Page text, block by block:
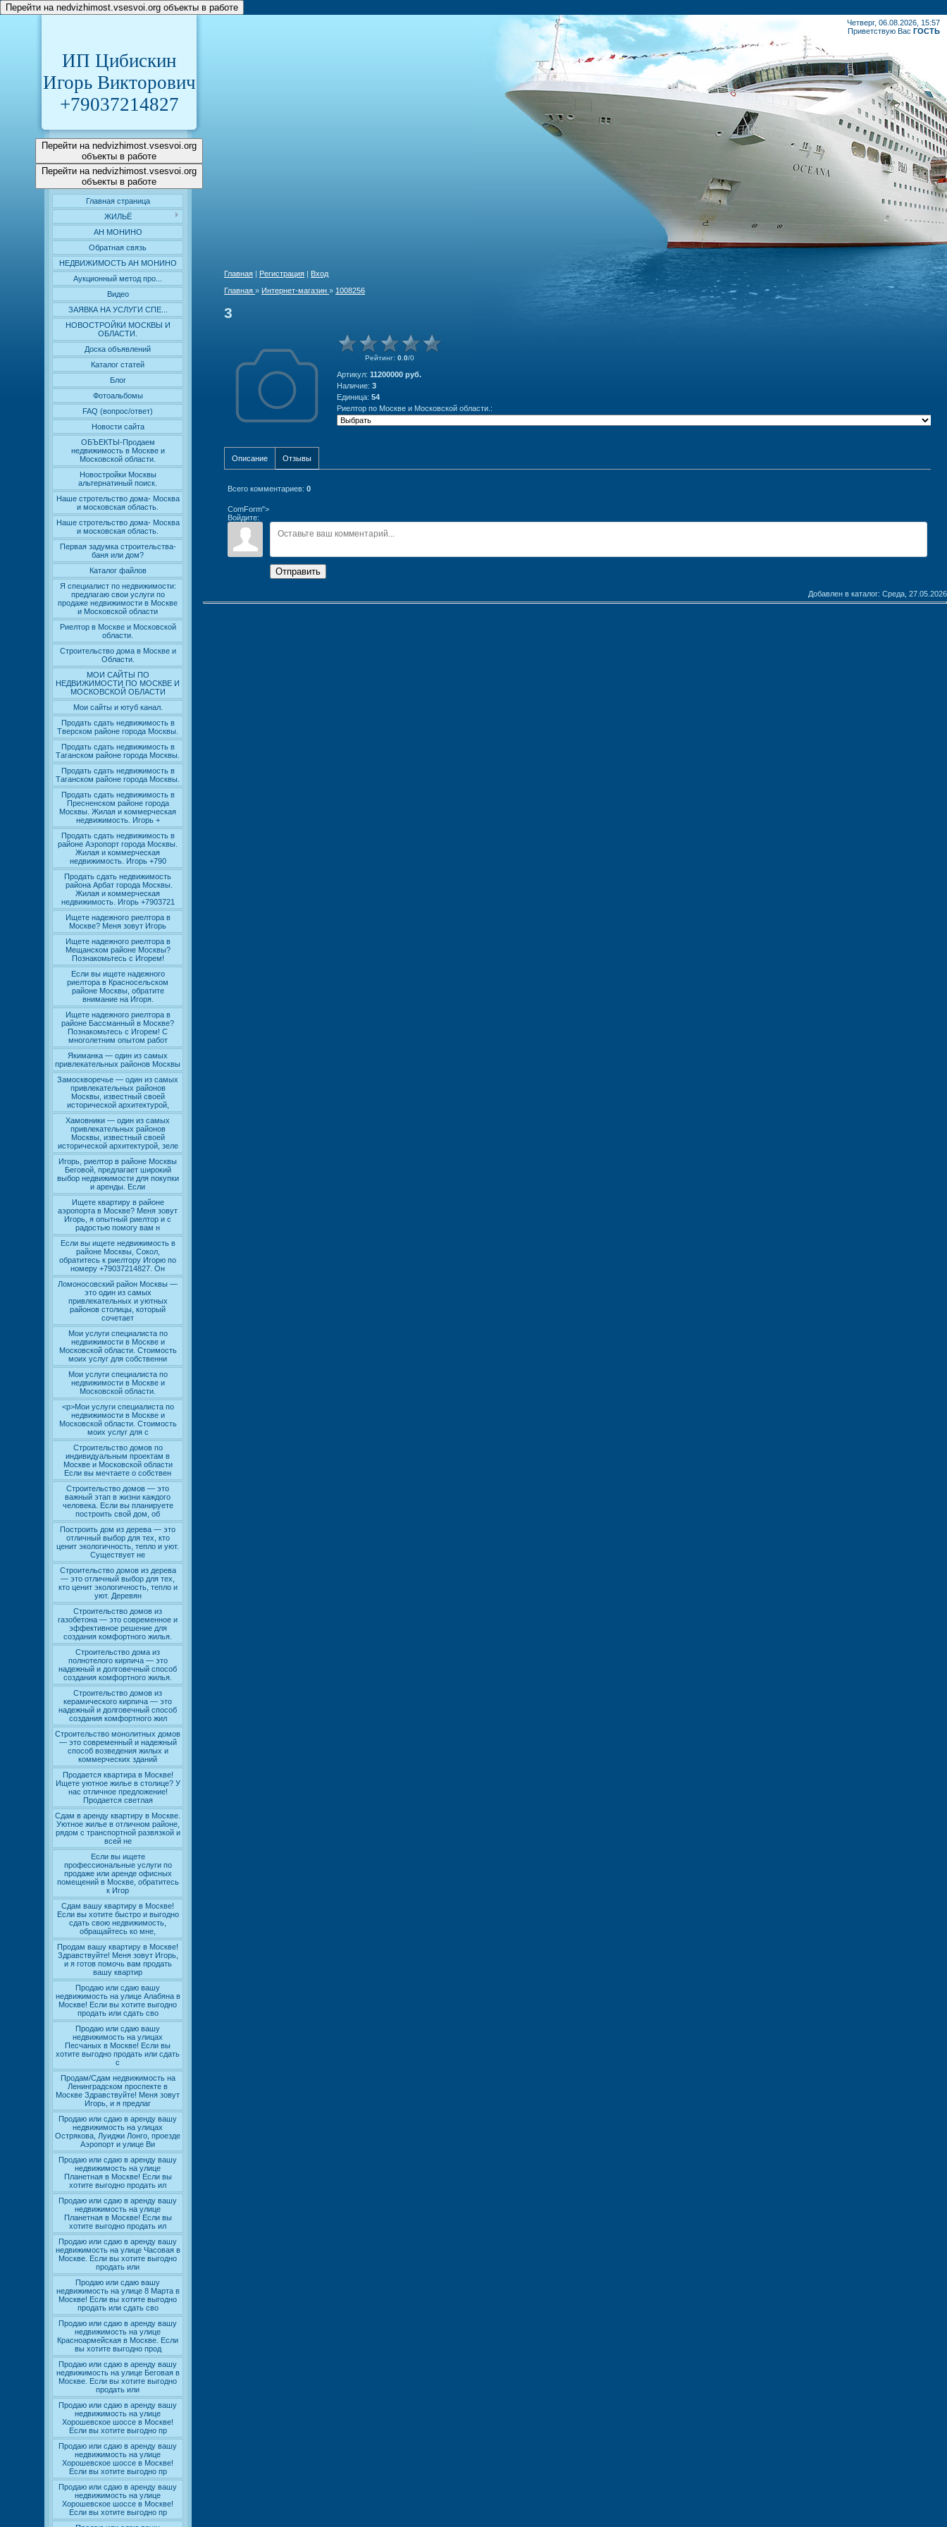
Перейти на nedvizhimost.vsesvoi.org объекты в работе
ИП Цибискин
Игорь Викторович
+79037214827
Перейти на nedvizhimost.vsesvoi.org
объекты в работе
Перейти на nedvizhimost.vsesvoi.org
объекты в работе
Главная страница
ЖИЛЬЁ
АН МОНИНО
Обратная связь
НЕДВИЖИМОСТЬ АН МОНИНО
Аукционный метод про...
Видео
ЗАЯВКА НА УСЛУГИ СПЕ...
НОВОСТРОЙКИ МОСКВЫ И
ОБЛАСТИ.
Доска объявлений
Каталог статей
Блог
Фотоальбомы
FAQ (вопрос/ответ)
Новости сайта
ОБЪЕКТЫ-Продаем
недвижимость в Москве и
Московской области.
Новостройки Москвы
альтернатиный поиск.
Наше стротельство дома- Москва
и московская область.
Наше стротельство дома- Москва
и московская область.
Первая задумка строительства-
баня или дом?
Каталог файлов
Я специалист по недвижимости:
предлагаю свои услуги по
продаже недвижимости в Москве
и Московской области
Риелтор в Москве и Московской
области.
Строительство дома в Москве и
Области.
МОИ САЙТЫ ПО
НЕДВИЖИМОСТИ ПО МОСКВЕ И
МОСКОВСКОЙ ОБЛАСТИ
Мои сайты и ютуб канал.
Продать сдать недвижимость в
Тверском районе города Москвы.
Продать сдать недвижимость в
Таганском районе города Москвы.
Продать сдать недвижимость в
Таганском районе города Москвы.
Продать сдать недвижимость в
Пресненском районе города
Москвы. Жилая и коммерческая
недвижимость. Игорь +
Продать сдать недвижимость в
районе Аэропорт города Москвы.
Жилая и коммерческая
недвижимость. Игорь +790
Продать сдать недвижимость
района Арбат города Москвы.
Жилая и коммерческая
недвижимость. Игорь +7903721
Ищете надежного риелтора в
Москве? Меня зовут Игорь
Ищете надежного риелтора в
Мещанском районе Москвы?
Познакомьтесь с Игорем!
Если вы ищете надежного
риелтора в Красносельском
районе Москвы, обратите
внимание на Игоря.
Ищете надежного риелтора в
районе Бассманный в Москве?
Познакомьтесь с Игорем! С
многолетним опытом работ
Якиманка — один из самых
привлекательных районов Москвы
Замоскворечье — один из самых
привлекательных районов
Москвы, известный своей
исторической архитектурой,
Хамовники — один из самых
привлекательных районов
Москвы, известный своей
исторической архитектурой, зеле
Игорь, риелтор в районе Москвы
Беговой, предлагает широкий
выбор недвижимости для покупки
и аренды. Если
Ищете квартиру в районе
аэропорта в Москве? Меня зовут
Игорь, я опытный риелтор и с
радостью помогу вам н
Если вы ищете недвижимость в
районе Москвы, Сокол,
обратитесь к риелтору Игорю по
номеру +79037214827. Он
Ломоносовский район Москвы —
это один из самых
привлекательных и уютных
районов столицы, который
сочетает
Мои услуги специалиста по
недвижимости в Москве и
Московской области. Стоимость
моих услуг для собственни
Мои услуги специалиста по
недвижимости в Москве и
Московской области.
<p>Мои услуги специалиста по
недвижимости в Москве и
Московской области. Стоимость
моих услуг для с
Строительство домов по
индивидуальным проектам в
Москве и Московской области
Если вы мечтаете о собствен
Строительство домов — это
важный этап в жизни каждого
человека. Если вы планируете
построить свой дом, об
Построить дом из дерева — это
отличный выбор для тех, кто
ценит экологичность, тепло и уют.
Существует не
Строительство домов из дерева
— это отличный выбор для тех,
кто ценит экологичность, тепло и
уют. Деревян
Строительство домов из
газобетона — это современное и
эффективное решение для
создания комфортного жилья.
Строительство дома из
полнотелого кирпича — это
надежный и долговечный способ
создания комфортного жилья.
Строительство домов из
керамического кирпича — это
надежный и долговечный способ
создания комфортного жил
Строительство монолитных домов
— это современный и надежный
способ возведения жилых и
коммерческих зданий
Продается квартира в Москве!
Ищете уютное жилье в столице? У
нас отличное предложение!
Продается светлая
Сдам в аренду квартиру в Москве.
Уютное жилье в отличном районе,
рядом с транспортной развязкой и
всей не
Если вы ищете
профессиональные услуги по
продаже или аренде офисных
помещений в Москве, обратитесь
к Игор
Сдам вашу квартиру в Москве!
Если вы хотите быстро и выгодно
сдать свою недвижимость,
обращайтесь ко мне,
Продам вашу квартиру в Москве!
Здравствуйте! Меня зовут Игорь,
и я готов помочь вам продать
вашу квартир
Продаю или сдаю вашу
недвижимость на улице Алабяна в
Москве! Если вы хотите выгодно
продать или сдать сво
Продаю или сдаю вашу
недвижимость на улицах
Песчаных в Москве! Если вы
хотите выгодно продать или сдать
с
Продам/Сдам недвижимость на
Ленинградском проспекте в
Москве Здравствуйте! Меня зовут
Игорь, и я предлаг
Продаю или сдаю в аренду вашу
недвижимость на улицах
Острякова, Луиджи Лонго, проезде
Аэропорт и улице Ви
Продаю или сдаю в аренду вашу
недвижимость на улице
Планетная в Москве! Если вы
хотите выгодно продать ил
Продаю или сдаю в аренду вашу
недвижимость на улице
Планетная в Москве! Если вы
хотите выгодно продать ил
Продаю или сдаю в аренду вашу
недвижимость на улице Часовая в
Москве. Если вы хотите выгодно
продать или
Продаю или сдаю вашу
недвижимость на улице 8 Марта в
Москве! Если вы хотите выгодно
продать или сдать сво
Продаю или сдаю в аренду вашу
недвижимость на улице
Красноармейская в Москве. Если
вы хотите выгодно прод
Продаю или сдаю в аренду вашу
недвижимость на улице Беговая в
Москве. Если вы хотите выгодно
продать или
Продаю или сдаю в аренду вашу
недвижимость на улице
Хорошевское шоссе в Москве!
Если вы хотите выгодно пр
Продаю или сдаю в аренду вашу
недвижимость на улице
Хорошевское шоссе в Москве!
Если вы хотите выгодно пр
Продаю или сдаю в аренду вашу
недвижимость на улице
Хорошевское шоссе в Москве!
Если вы хотите выгодно пр
Четверг, 06.08.2026, 15:57
Приветствую Вас ГОСТЬ
Главная | Регистрация | Вход
Главная » Интернет-магазин » 1008256
3
Рейтинг: 0.0/0
Артикул: 11200000 руб.
Наличие: 3
Единица: 54
Риелтор по Москве и Московской области.:
Описание Отзывы
Всего комментариев: 0
ComForm">
Войдите:
Отправить
Добавлен в каталог: Среда, 27.05.2026